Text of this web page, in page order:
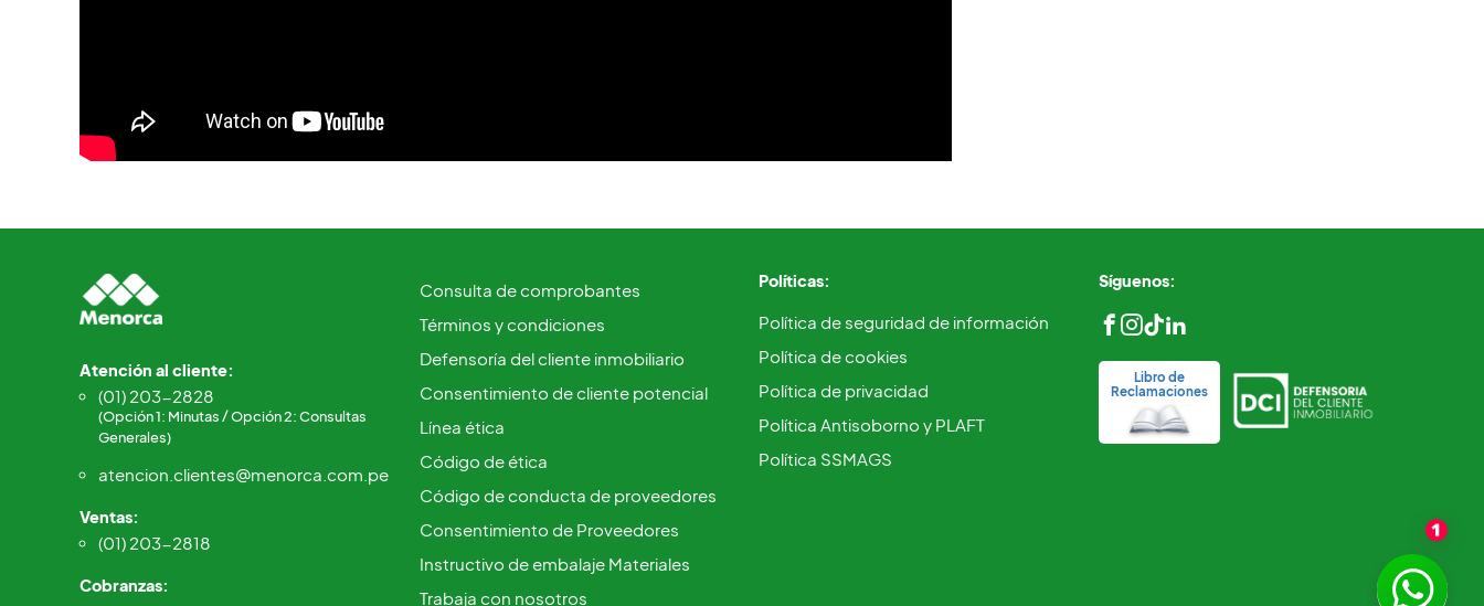
Atención al cliente:
(01) 203-2828
(Opción 1: Minutas / Opción 2: Consultas
Generales)
atencion.clientes@menorca.com.pe
Ventas:
(01) 203-2818
Cobranzas:
Consulta de comprobantes
Términos y condiciones
Defensoría del cliente inmobiliario
Consentimiento de cliente potencial
Línea ética
Código de ética
Código de conducta de proveedores
Consentimiento de Proveedores
Instructivo de embalaje Materiales
Trabaja con nosotros
Políticas:
Política de seguridad de información
Política de cookies
Política de privacidad
Política Antisoborno y PLAFT
Política SSMAGS
Síguenos:
Libro de
Reclamaciones